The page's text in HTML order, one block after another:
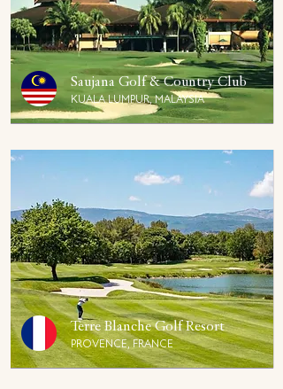
Saujana Golf & Country Club
KUALA LUMPUR, MALAYSIA
Terre Blanche Golf Resort
PROVENCE, FRANCE